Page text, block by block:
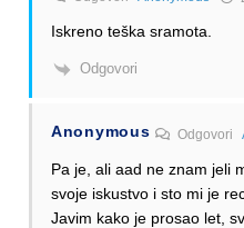
Iskreno teška sramota.
Odgovori
Anonymous Odgovori
Pa je, ali aad ne znam jeli
svoje iskustvo i sto mi je
Javim kako je prosao let,